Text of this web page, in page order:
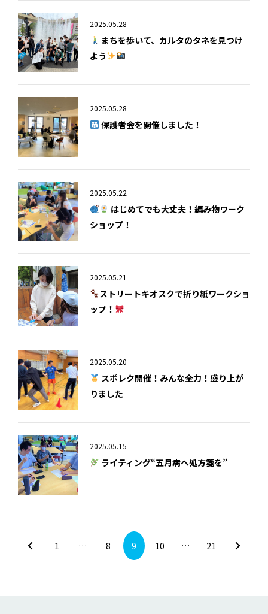
2025.05.28
まちを歩いて、カルタのタネを見つけ
よう
2025.05.28
保護者会を開催しました！
2025.05.22
はじめてでも大丈夫！編み物ワーク
ショップ！
2025.05.21
ストリートキオスクで折り紙ワークショ
ップ！
2025.05.20
スポレク開催！みんな全力！盛り上が
りました
2025.05.15
ライティング“五月病へ処方箋を”
1 … 8 9 10 … 21